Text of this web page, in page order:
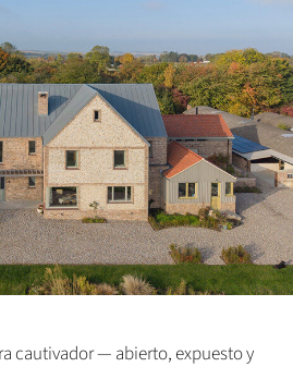
cautivador — abierto, expuesto y